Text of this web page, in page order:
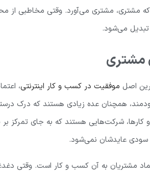
که مشتری، مشتری می‌آورد. وقتی مخاطبی از
تبدیل می‌شود.
مشتری
اصل موفقیت در کسب و کار اینترنتی،
همچنان عده زیادی هستند که درک
کارها، شرکت‌هایی هستند که به جای تمرکز
سودی عایدشان نمی‌شود.
مشتریان به آن کسب و کار است. وقتی